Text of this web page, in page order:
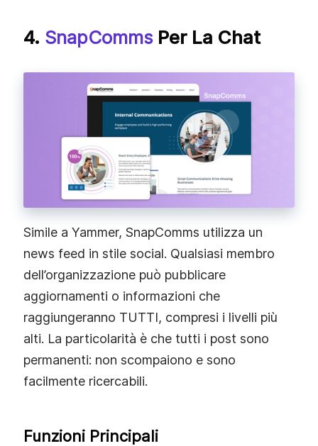
4. SnapCommsPer La Chat
Simile a Yammer, SnapComms utilizza un
news feed in stile social. Qualsiasi membro
dell’organizzazione può pubblicare
aggiornamenti o informazioni che
raggiungeranno TUTTI, compresi i livelli più
alti. La particolarità è che tutti i post sono
permanenti: non scompaiono e sono
facilmente ricercabili.
Funzioni Principali